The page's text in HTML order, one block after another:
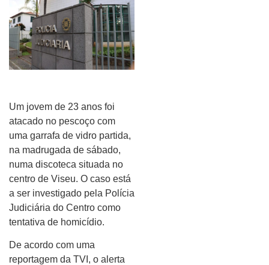
Um jovem de 23 anos foi
atacado no pescoço com
uma garrafa de vidro partida,
na madrugada de sábado,
numa discoteca situada no
centro de Viseu. O caso está
a ser investigado pela Polícia
Judiciária do Centro como
tentativa de homicídio.
De acordo com uma
reportagem da TVI, o alerta